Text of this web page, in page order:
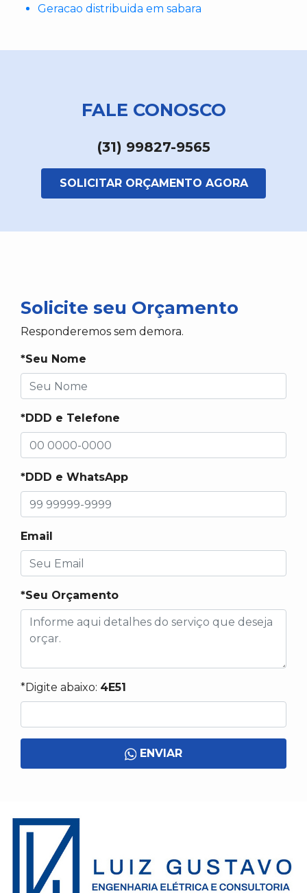
Geracao distribuida em sabara
FALE CONOSCO
(31) 99827-9565
SOLICITAR ORÇAMENTO AGORA
Solicite seu Orçamento
Responderemos sem demora.
*Seu Nome
*DDD e Telefone
*DDD e WhatsApp
Email
*Seu Orçamento
*Digite abaixo: 4E51
ENVIAR